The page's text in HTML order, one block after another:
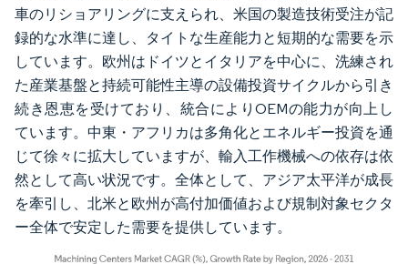
車のリショアリングに支えられ、米国の製造技術受注が記
録的な水準に達し、タイトな生産能力と短期的な需要を示
しています。欧州はドイツとイタリアを中心に、洗練され
た産業基盤と持続可能性主導の設備投資サイクルから引き
続き恩恵を受けており、統合によりOEMの能力が向上し
ています。中東・アフリカは多角化とエネルギー投資を通
じて徐々に拡大していますが、輸入工作機械への依存は依
然として高い状況です。全体として、アジア太平洋が成長
を牽引し、北米と欧州が高付加価値および規制対象セクタ
ー全体で安定した需要を提供しています。